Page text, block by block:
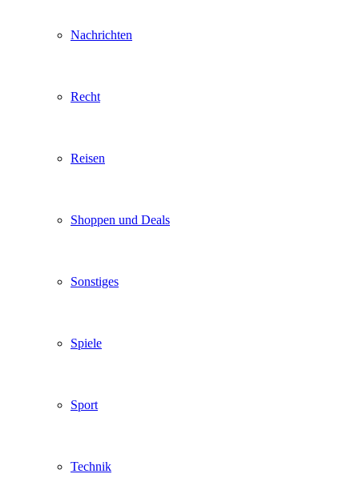
Nachrichten
Recht
Reisen
Shoppen und Deals
Sonstiges
Spiele
Sport
Technik